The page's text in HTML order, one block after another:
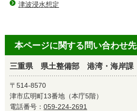
津波浸水想定
本ページに関する問い合わせ先
三重県 県土整備部 港湾・海岸課
〒514-8570
津市広明町13番地（本庁5階）
電話番号： 059-224-2691